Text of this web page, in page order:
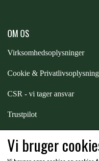
OM OS
Virksomhedsoplysninger
Cookie &
CSR - vi tager ansvar
Trustpilot
Vi bruger